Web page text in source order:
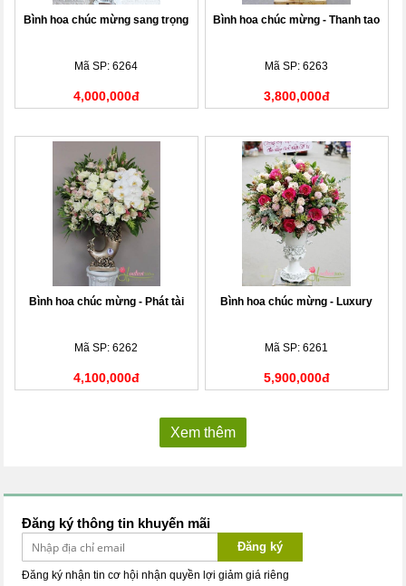
Bình hoa chúc mừng sang trọng
Mã SP: 6264
4,000,000đ
Bình hoa chúc mừng - Thanh tao
Mã SP: 6263
3,800,000đ
Bình hoa chúc mừng - Phát tài
Mã SP: 6262
4,100,000đ
Bình hoa chúc mừng - Luxury
Mã SP: 6261
5,900,000đ
Xem thêm
Đăng ký thông tin khuyến mãi
Đăng ký
Đăng ký nhận tin cơ hội nhận quyền lợi giảm giá riêng